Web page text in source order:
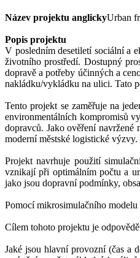
Název projektu anglickyUrban
Popis projektu
V posledním desetiletí sociální a
životního prostředí. Dostupný
dopravě a potřeby účinných a
nakládku/vykládku na ulici. Tato
Tento projekt se zaměřuje na
environmentálních kompromisů
dopravců. Jako ověření
moderní městské logistické výzvy.
Projekt navrhuje použití
vznikají při optimálním počtu a
jako jsou dopravní podmínky,
Pomocí mikrosimulačního modelu
Cílem tohoto projektu je
Jaké jsou hlavní provozní (čas a